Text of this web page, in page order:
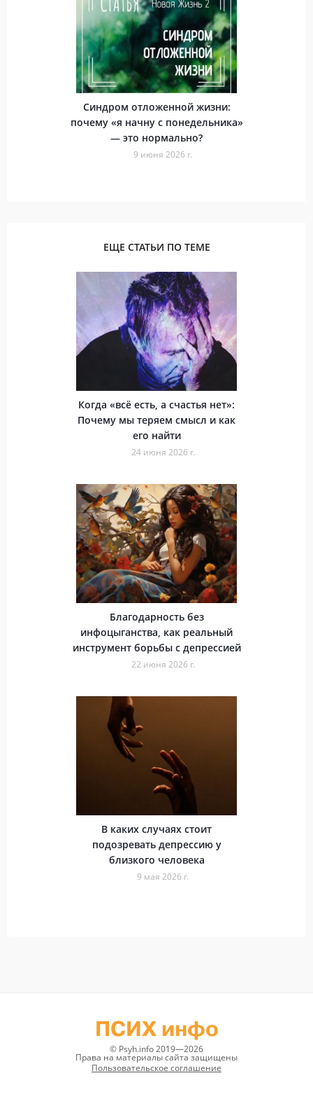
Синдром отложенной жизни:
почему «я начну с понедельника»
— это нормально?
9 июня 2026 г.
ЕЩЕ СТАТЬИ ПО ТЕМЕ
Когда «всё есть, а счастья нет»:
Почему мы теряем смысл и как
его найти
24 июня 2026 г.
Благодарность без
инфоцыганства, как реальный
инструмент борьбы с депрессией
22 июня 2026 г.
В каких случаях стоит
подозревать депрессию у
близкого человека
9 мая 2026 г.
ПСИХ инфо
© Psyh.info 2019—2026
Права на материалы сайта защищены
Пользовательское соглашение